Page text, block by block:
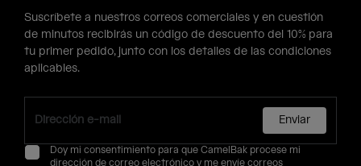
Suscríbete a nuestros correos comerciales y en cuestión
de minutos recibirás un código de descuento del 10% para
tu primer pedido, junto con los detalles de las condiciones
aplicables.
Enviar
Doy mi consentimiento para que CamelBak procese mi
dirección de correo electrónico y me envíe correos